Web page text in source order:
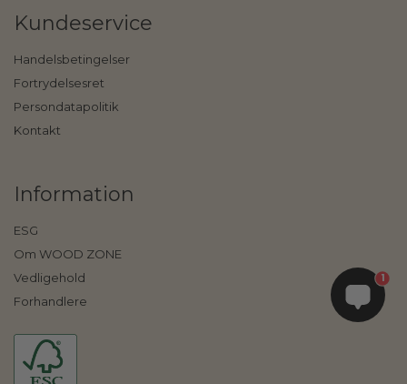
Kundeservice
Handelsbetingelser
Fortrydelsesret
Persondatapolitik
Kontakt
Information
ESG
Om WOOD ZONE
Vedligehold
Forhandlere
1